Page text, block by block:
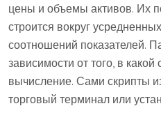
цены и объемы активов. Их
строится вокруг
соотношений показателей.
зависимости от того, в какой
вычисление. Сами скрипты
торговый терминал или